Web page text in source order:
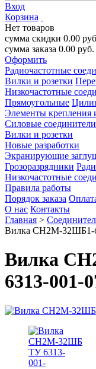
Вход
Корзина
Нет товаров
сумма скидки 0.00
сумма заказа 0.00 руб.
Оформить
Радиочастотные
Вилки и розетки
Низкочастотные
Прямоугольные
Элементы крепления
Силовые соединители
Вилки и розетки
Новые разработки
Экранирующие
Грозоразрядники
Низкочастотные
Правила работы
Порядок заказа
О нас Контакты
Главная >
Вилка СН2М-32ШБ1-б
Вилка
6313-001-